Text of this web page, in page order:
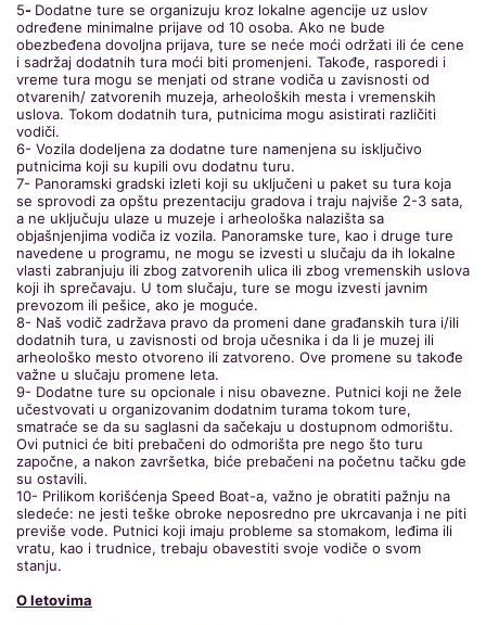
5- Dodatne ture se organizuju kroz lokalne agencije uz uslov
određene minimalne prijave od 10 osoba. Ako ne bude
obezbeđena dovoljna prijava, ture se neće moći održati ili će cene
i sadržaj dodatnih tura moći biti promenjeni. Takođe, rasporedi i
vreme tura mogu se menjati od strane vodiča u zavisnosti od
otvarenih/ zatvorenih muzeja, arheoloških mesta i vremenskih
uslova. Tokom dodatnih tura, putnicima mogu asistirati različiti
vodiči.
6- Vozila dodeljena za dodatne ture namenjena su isključivo
putnicima koji su kupili ovu dodatnu turu.
7- Panoramski gradski izleti koji su uključeni u paket su tura koja
se sprovodi za opštu prezentaciju gradova i traju najviše 2-3 sata,
a ne uključuju ulaze u muzeje i arheološka nalazišta sa
objašnjenjima vodiča iz vozila. Panoramske ture, kao i druge ture
navedene u programu, ne mogu se izvesti u slučaju da ih lokalne
vlasti zabranjuju ili zbog zatvorenih ulica ili zbog vremenskih uslova
koji ih sprečavaju. U tom slučaju, ture se mogu izvesti javnim
prevozom ili pešice, ako je moguće.
8- Naš vodič zadržava pravo da promeni dane građanskih tura i/ili
dodatnih tura, u zavisnosti od broja učesnika i da li je muzej ili
arheološko mesto otvoreno ili zatvoreno. Ove promene su takođe
važne u slučaju promene leta.
9- Dodatne ture su opcionale i nisu obavezne. Putnici koji ne žele
učestvovati u organizovanim dodatnim turama tokom ture,
smatraće se da su saglasni da sačekaju u dostupnom odmorištu.
Ovi putnici će biti prebačeni do odmorišta pre nego što turu
započne, a nakon završetka, biće prebačeni na početnu tačku gde
su ostavili.
10- Prilikom korišćenja Speed Boat-a, važno je obratiti pažnju na
sledeće: ne jesti teške obroke neposredno pre ukrcavanja i ne piti
previše vode. Putnici koji imaju probleme sa stomakom, leđima ili
vratu, kao i trudnice, trebaju obavestiti svoje vodiče o svom
stanju.
O letovima